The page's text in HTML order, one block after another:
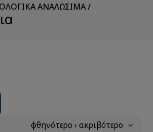
ΑΝΑΛΩΣΙΜΑ